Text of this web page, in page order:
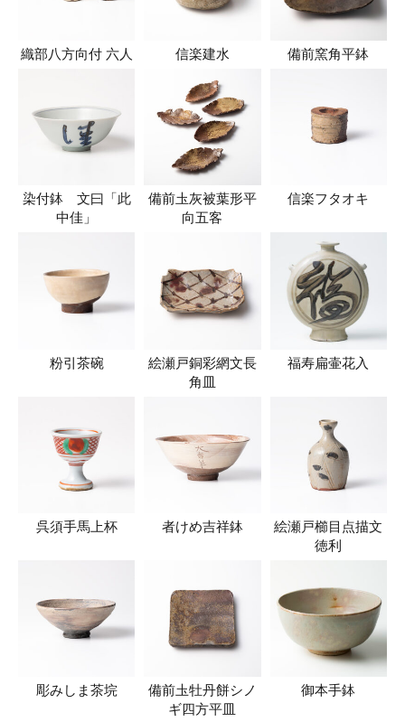
織部八方向付 六人 信楽建水 備前窯角平鉢
染付鉢 文曰「此
中佳」
備前圡灰被葉形平
向五客
信楽フタオキ
粉引茶碗
絵瀬戸銅彩網文長
角皿
福寿扁壷花入
呉須手馬上杯 者けめ吉祥鉢
絵瀬戸櫛目点描文
徳利
彫みしま茶垸
備前圡牡丹餅シノ
ギ四方平皿
御本手鉢